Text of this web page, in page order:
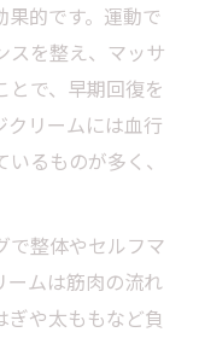
的です。運動で
スを整え、マッサ
とで、早期回復を
クリームには血行
るものが多く、
で整体やセルフマ
ームは筋肉の流れ
や太ももなど負